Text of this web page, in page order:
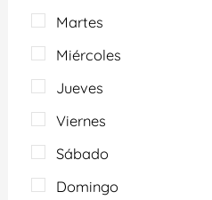
Martes
Miércoles
Jueves
Viernes
Sábado
Domingo